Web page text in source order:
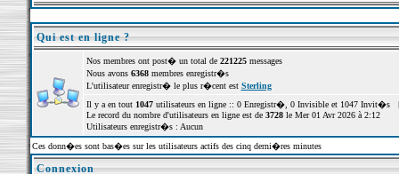
Qui est en ligne ?
Nos membres ont post� un total de 221225messages
Nous avons 6368membres enregistr�s
L'utilisateur enregistr� le plus r�cent est Sterling
Il y a en tout 1047utilisateurs en ligne :: 0 Enregistr�, 0 Invisible et 1047 Invit�s
Le record du nombre d'utilisateurs en ligne est de 3728le Mer 01 Avr 2026 à 2:12
Utilisateurs enregistr�s : Aucun
Ces donn�es sont bas�es sur les utilisateurs actifs des cinq derni�res minutes
Connexion